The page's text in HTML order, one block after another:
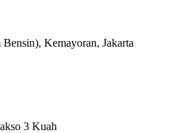
Kemayoran, Jakarta
3 Kuah